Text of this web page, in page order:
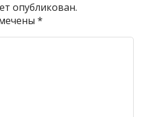
опубликован.
*